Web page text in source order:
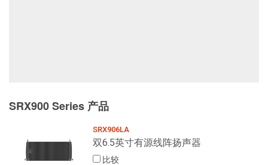
SRX900 Series 产品
SRX906LA
双6.5英寸有源线阵扬声器
比较